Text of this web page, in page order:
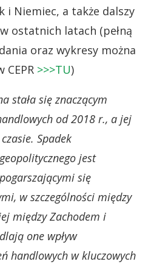
i Niemiec, a także dalszy
ostatnich latach (pełną
oraz wykresy można
>>>TU)
stała się znaczącym
od 2018 r., a jej
Spadek
jest
się
w szczególności między
między Zachodem i
one wpływ
handlowych w kluczowych